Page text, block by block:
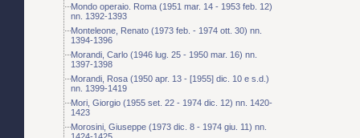
Mondo operaio. Roma (1951 mar. 14 - 1953 feb. 12)
nn. 1392-1393
Monteleone, Renato (1973 feb. - 1974 ott. 30) nn.
1394-1396
Morandi, Carlo (1946 lug. 25 - 1950 mar. 16) nn.
1397-1398
Morandi, Rosa (1950 apr. 13 - [1955] dic. 10 e s.d.)
nn. 1399-1419
Mori, Giorgio (1955 set. 22 - 1974 dic. 12) nn. 1420-
1423
Morosini, Giuseppe (1973 dic. 8 - 1974 giu. 11) nn.
1424-1425